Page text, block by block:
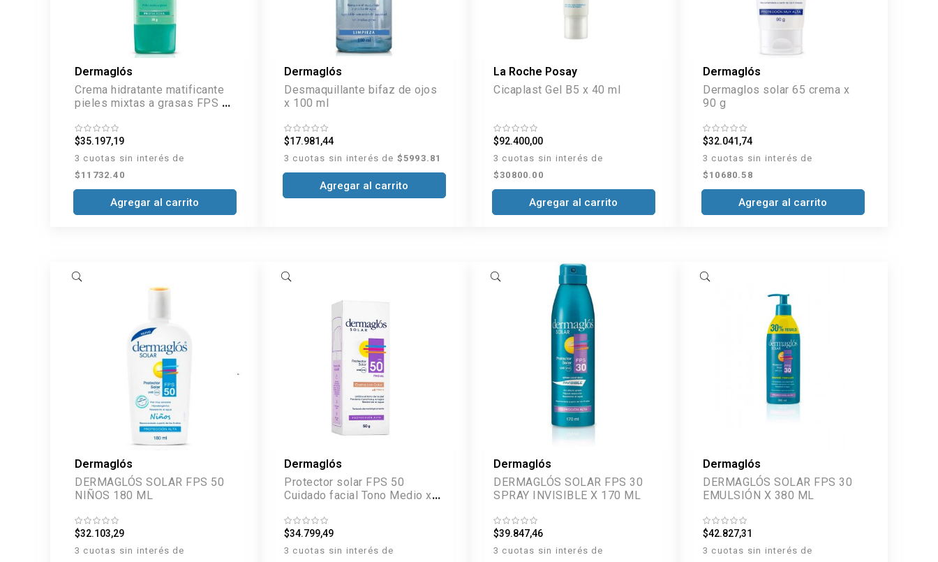
Dermaglós
Crema hidratante matificante
pieles mixtas a grasas FPS 30
$35.197,19
3 cuotas sin interés de
$11732.40
Agregar al carrito
Dermaglós
Desmaquillante bifaz de ojos
x 100 ml
$17.981,44
3 cuotas sin interés de $5993.81
Agregar al carrito
La Roche Posay
Cicaplast Gel B5 x 40 ml
$92.400,00
3 cuotas sin interés de
$30800.00
Agregar al carrito
Dermaglós
Dermaglos solar 65 crema x
90 g
$32.041,74
3 cuotas sin interés de
$10680.58
Agregar al carrito
Dermaglós
DERMAGLÓS SOLAR FPS 50
NIÑOS 180 ML
$32.103,29
3 cuotas sin interés de
Dermaglós
Protector solar FPS 50
Cuidado facial Tono Medio x
$34.799,49
3 cuotas sin interés de
Dermaglós
DERMAGLÓS SOLAR FPS 30
SPRAY INVISIBLE X 170 ML
$39.847,46
3 cuotas sin interés de
Dermaglós
DERMAGLÓS SOLAR FPS 30
EMULSIÓN X 380 ML
$42.827,31
3 cuotas sin interés de